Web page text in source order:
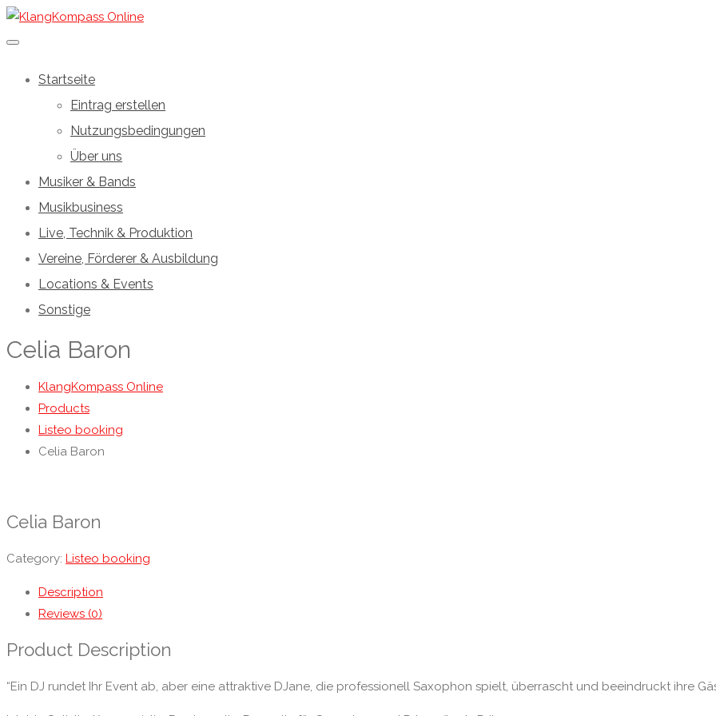
Startseite
Eintrag erstellen
Nutzungsbedingungen
Über uns
Musiker & Bands
Musikbusiness
Live, Technik & Produktion
Vereine, Förderer & Ausbildung
Locations & Events
Sonstige
Celia Baron
KlangKompass Online
Products
Listeo booking
Celia Baron
Celia Baron
Category: Listeo booking
Description
Reviews (0)
Product Description
“Ein DJ rundet Ihr Event ab, aber eine attraktive DJane, die professionell Saxophon spielt, überrascht und beeindruckt ihre